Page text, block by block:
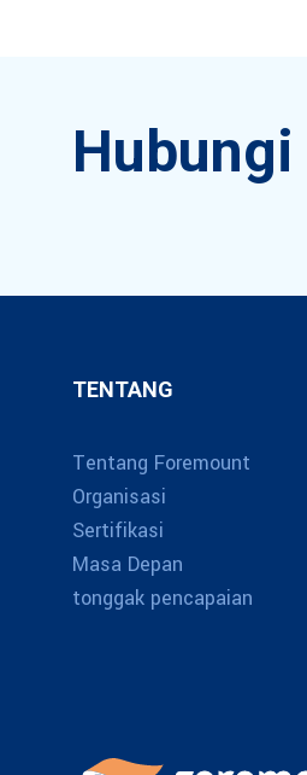
TENTANG
Tentang Foremount
Organisasi
Sertifikasi
Masa Depan
tonggak pencapaian